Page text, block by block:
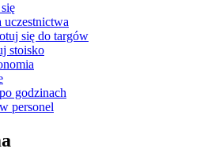
uczestnictwa
się do targów
stoisko
godzinach
personel